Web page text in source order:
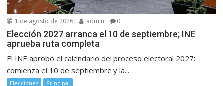
1 de agosto de 2026 admin 0
Elección 2027 arranca el 10 de septiembre; INE
aprueba ruta completa
El INE aprobó el calendario del proceso electoral 2027:
comienza el 10 de septiembre y la...
Elecciones Principal